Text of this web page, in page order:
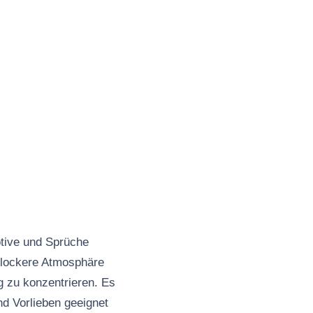
und Sprüche
Atmosphäre
zu konzentrieren. Es
Vorlieben geeignet